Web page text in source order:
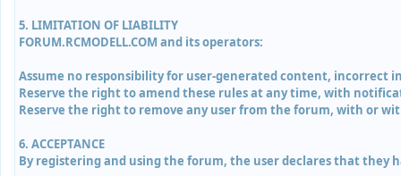
5. LIMITATION OF LIABILITY
FORUM.RCMODELL.COM and its operators:
Assume no responsibility for user-generated content, incorrect
Reserve the right to amend these rules at any time, with
Reserve the right to remove any user from the forum, with or
6. ACCEPTANCE
By registering and using the forum, the user declares that they